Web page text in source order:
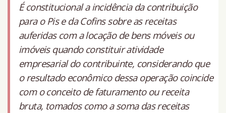
É constitucional a incidência da contribuição
para o Pis e da Cofins sobre as receitas
auferidas com a locação de bens móveis ou
imóveis quando constituir atividade
empresarial do contribuinte, considerando que
o resultado econômico dessa operação coincide
com o conceito de faturamento ou receita
bruta, tomados como a soma das receitas